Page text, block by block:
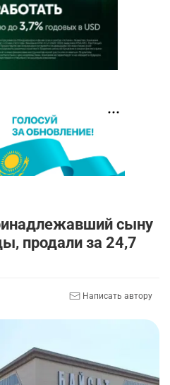
сыну
продали за 24,7
Написать автору